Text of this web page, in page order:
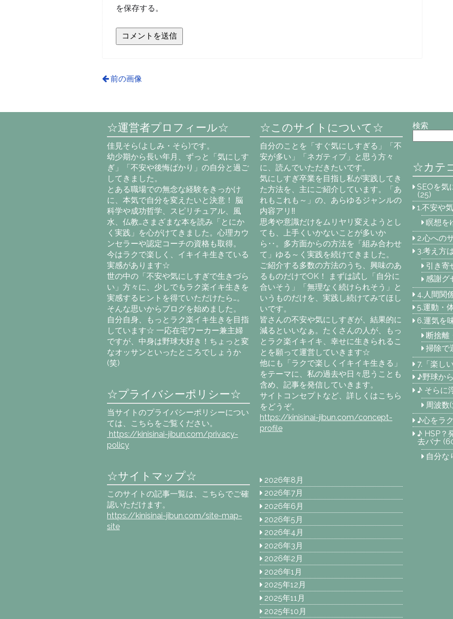
を保存する。
前の画像
☆運営者プロフィール☆
佳見そら(よしみ・そら)です。
幼少期から長い年月、ずっと「気にしす
ぎ」「不安や後悔ばかり」の自分と過ご
してきました。
とある職場での無念な経験をきっかけ
に、本気で自分を変えたいと決意！ 脳
科学や成功哲学、スピリチュアル、風
水、仏教…さまざまな本を読み「とにか
く実践」を心がけてきました。心理カウ
ンセラーや認定コーチの資格も取得。
今はラクで楽しく、イキイキ生きている
実感があります☆
世の中の「不安や気にしすぎで生きづら
い」方々に、少しでもラク楽イキ生きを
実感するヒントを得ていただけたら…。
そんな思いからブログを始めました。
自分自身、もっとラク楽イキ生きを目指
しています☆ 一応在宅ワーカー兼主婦
ですが、中身は野球大好き！ちょっと変
なオッサンといったところでしょうか
(笑)
☆このサイトについて☆
自分のことを「すぐ気にしすぎる」「不
安が多い」「ネガティブ」と思う方々
に、読んでいただきたいです。
気にしすぎ卒業を目指し私が実践してき
た方法を、主にご紹介しています。「あ
れもこれも～」の、あらゆるジャンルの
内容アリ‼
思考や意識だけをムリヤリ変えようとし
ても、上手くいかないことが多いか
ら‥。多方面からの方法を「組み合わせ
て」ゆる～く実践を続けてきました。
ご紹介する多数の方法のうち、興味のあ
るものだけでOK！ まずは試し「自分に
合いそう」「無理なく続けられそう」と
いうものだけを、実践し続けてみてほし
いです。
皆さんの不安や気にしすぎが、結果的に
減るといいなぁ。たくさんの人が、もっ
とラク楽イキイキ、幸せに生きられるこ
とを願って運営していきます☆
他にも「ラクで楽しくイキイキ生きる」
をテーマに、私の過去や日々思うことも
含め、記事を発信していきます。
サイトコンセプトなど、詳しくはこちら
をどうぞ。
https://kinisinai-jibun.com/concept-
profile
検索
☆カテ
SEOを気
(25)
1.不安や
瞑想を
2.心への
3.考え方
引き寄
感謝グ
4.人間関
5.運動・
6.運気を
断捨離
掃除で
7.「楽し
♪野球か
♪ そらに
周波数
♪心をラ
♪ HSP？
去バナ
自分な
☆プライバシーポリシー☆
当サイトのプライバシーポリシーについ
ては、こちらをご覧ください。
https://kinisinai-jibun.com/privacy-
policy
☆サイトマップ☆
このサイトの記事一覧は、こちらでご確
認いただけます。
https://kinisinai-jibun.com/site-map-
site
2026年8月
2026年7月
2026年6月
2026年5月
2026年4月
2026年3月
2026年2月
2026年1月
2025年12月
2025年11月
2025年10月